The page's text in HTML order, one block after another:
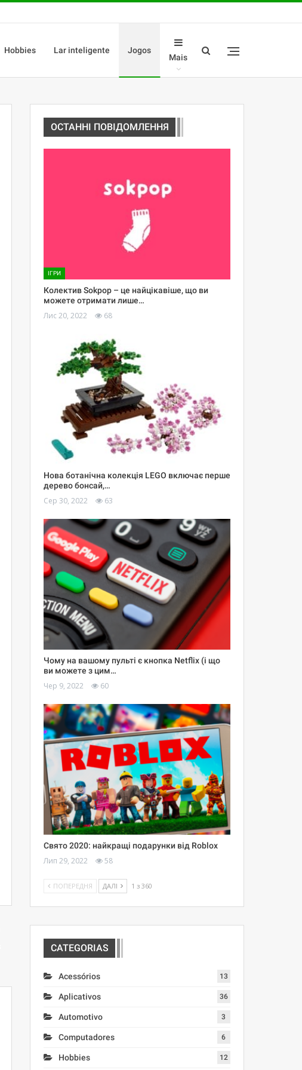
Hobbies Lar inteligente Jogos
Mais
ОСТАННІ ПОВІДОМЛЕННЯ
ІГРИ
Колектив Sokpop – це найцікавіше, що ви
можете отримати лише…
Лис 20, 2022 68
Нова ботанічна колекція LEGO включає перше
дерево бонсай,…
Сер 30, 2022 63
Чому на вашому пульті є кнопка Netflix (і що
ви можете з цим…
Чер 9, 2022 60
Свято 2020: найкращі подарунки від Roblox
Лип 29, 2022 58
ПОПЕРЕДНЯ ДАЛІ 1 з 360
CATEGORIAS
Acessórios 13
Aplicativos 36
Automotivo 3
Computadores 6
Hobbies 12